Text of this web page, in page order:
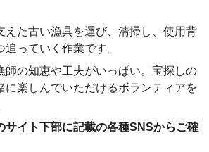
た古い漁具を運び、清掃し、使用背
っていく作業です。
の知恵や工夫がいっぱい。宝探しの
に楽しんでいただけるボランティアを
イト下部に記載の各種SNSからご確